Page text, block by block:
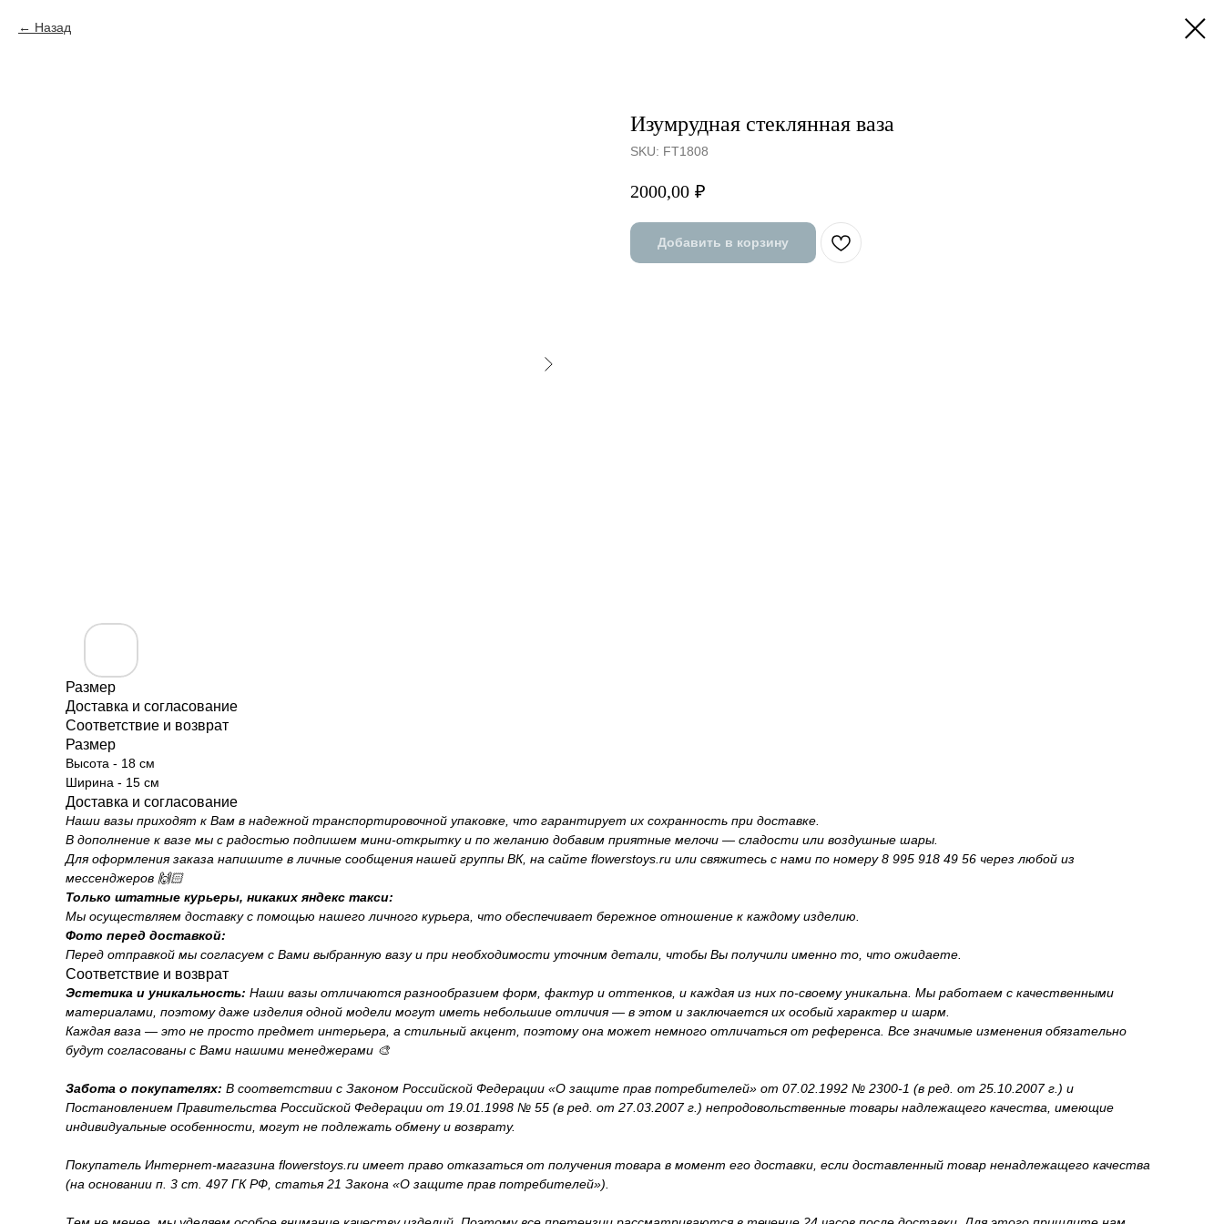
Назад
Изумрудная стеклянная ваза
SKU: FT1808
2000,00 ₽
Добавить в корзину
Размер
Доставка и согласование
Соответствие и возврат
Размер
Высота - 18 см
Ширина - 15 см
Доставка и согласование
Наши вазы приходят к Вам в надежной транспортировочной упаковке, что гарантирует их сохранность при доставке.
В дополнение к вазе мы с радостью подпишем мини-открытку и по желанию добавим приятные мелочи — сладости или воздушные шары.
Для оформления заказа напишите в личные сообщения нашей группы ВК, на сайте flowerstoys.ru или свяжитесь с нами по номеру 8 995 918 49 56 через любой из
мессенджеров 🙌🏻
Только штатные курьеры, никаких яндекс такси:
Мы осуществляем доставку с помощью нашего личного курьера, что обеспечивает бережное отношение к каждому изделию.
Фото перед доставкой:
Перед отправкой мы согласуем с Вами выбранную вазу и при необходимости уточним детали, чтобы Вы получили именно то, что ожидаете.
Соответствие и возврат
Эстетика и уникальность: Наши вазы отличаются разнообразием форм, фактур и оттенков, и каждая из них по-своему уникальна. Мы работаем с качественными
материалами, поэтому даже изделия одной модели могут иметь небольшие отличия — в этом и заключается их особый характер и шарм.
Каждая ваза — это не просто предмет интерьера, а стильный акцент, поэтому она может немного отличаться от референса. Все значимые изменения обязательно
будут согласованы с Вами нашими менеджерами 🎨
Забота о покупателях: В соответствии с Законом Российской Федерации «О защите прав потребителей» от 07.02.1992 № 2300-1 (в ред. от 25.10.2007 г.) и
Постановлением Правительства Российской Федерации от 19.01.1998 № 55 (в ред. от 27.03.2007 г.) непродовольственные товары надлежащего качества, имеющие
индивидуальные особенности, могут не подлежать обмену и возврату.
Покупатель Интернет-магазина flowerstoys.ru имеет право отказаться от получения товара в момент его доставки, если доставленный товар ненадлежащего качества
(на основании п. 3 ст. 497 ГК РФ, статья 21 Закона «О защите прав потребителей»).